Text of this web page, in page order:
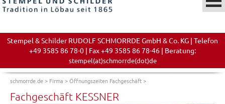
Stempel & Schilder RUDOLF SCHMORRDE GmbH & Co. KG | Telefon
+49 3585 86 78-0 | Fax +49 3585 86 78-46 | Beratung:
stempel(at)schmorrde(dot)de
schmorrde.de> Firma >Öffnungszeiten Fachgeschäft>
Fachgeschäft KESSNER